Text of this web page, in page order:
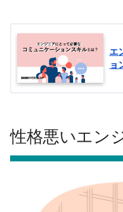
エ
ョ
性格悪いエン